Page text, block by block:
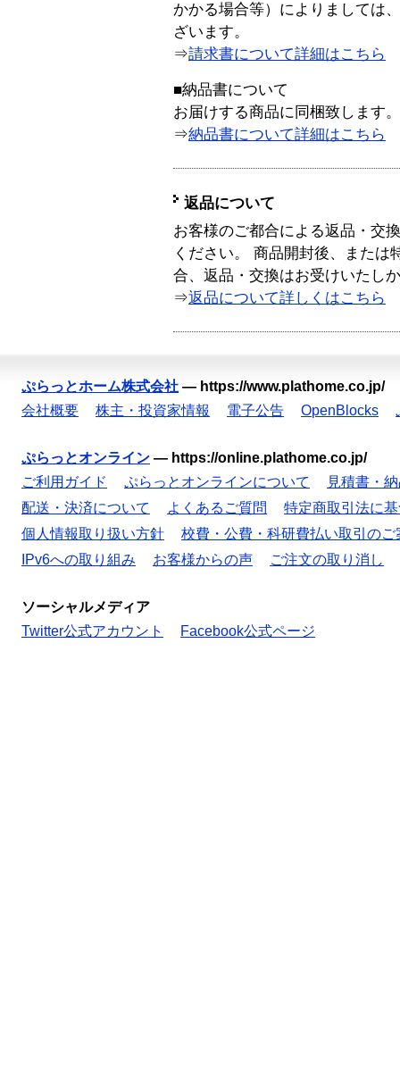
かかる場合等）によりましては
ざいます。
⇒請求書について詳細はこちら
■納品書について
お届けする商品に同梱致します。
⇒納品書について詳細はこちら
返品について
お客様のご都合による返品・交
ください。 商品開封後、または
合、返品・交換はお受けいたし
⇒返品について詳しくはこちら
ぷらっとホーム株式会社 — https://www.plathome.co.jp/
会社概要
株主・投資家情報 電子公告 OpenBlocks
ぷらっとオンライン — https://online.plathome.co.jp/
ご利用ガイド
ぷらっとオンラインについて
見積書・
配送・決済について
よくあるご質問
特定商取引法に
個人情報取り扱い方針
校費・公費・科研費払い取引のご
IPv6への取り組み
お客様からの声 ご注文の取り消し
ソーシャルメディア
Twitter公式アカウント
Facebook公式ページ